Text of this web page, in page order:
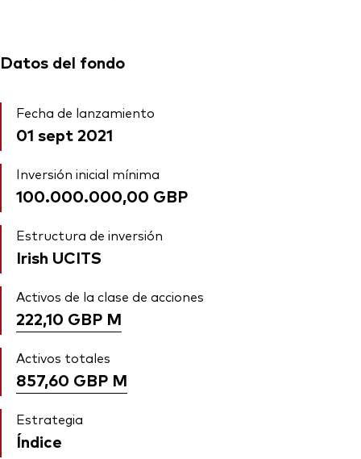
Datos del fondo
Fecha de lanzamiento
01 sept 2021
Inversión inicial mínima
100.000.000,00 GBP
Estructura de inversión
Irish UCITS
Activos de la clase de acciones
222,10 GBP M
Activos totales
857,60 GBP M
Estrategia
Índice